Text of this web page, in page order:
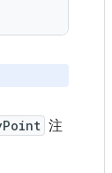
注